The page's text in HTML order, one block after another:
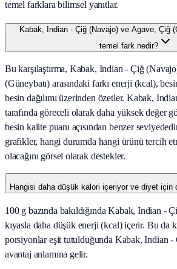
temel farklara bilimsel yanıtlar.
Kabak, Indian - Çiğ (Navajo) ve Agave, Çiğ
temel fark nedir?
Bu karşılaştırma, Kabak, Indian - Çiğ
(Güneybatı) arasındaki farkı enerji (kcal),
besin dağılımı üzerinden özetler. Kabak,
tarafında göreceli olarak daha yüksek değer
besin kalite puanı açısından benzer
grafikler, hangi durumda hangi ürünü tercih
olacağını görsel olarak destekler.
Hangisi daha düşük kalori içeriyor ve diyet için
100 g bazında bakıldığında Kabak, Indian -
kıyasla daha düşük enerji (kcal) içerir. Bu da
porsiyonlar eşit tutulduğunda Kabak, Indian
avantaj anlamına gelir.